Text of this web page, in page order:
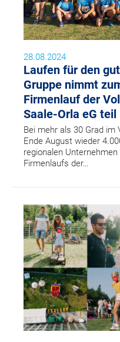
28.08.2024
Laufen für den
Gruppe nimmt
Firmenlauf der
Saale-Orla eG teil
Bei mehr als 30 Grad im
Ende August wieder
regionalen
Firmenlaufs der…